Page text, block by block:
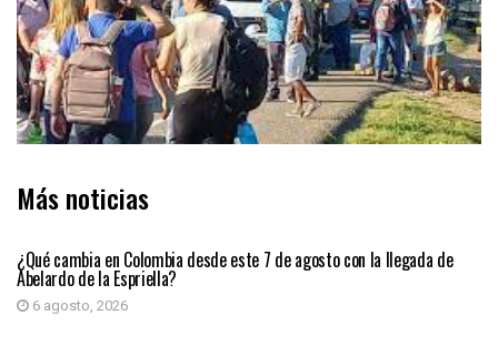
Más noticias
¿Qué cambia en Colombia desde este 7 de agosto con la llegada de
Abelardo de la Espriella?
6 agosto, 2026
PRIMER PLANO